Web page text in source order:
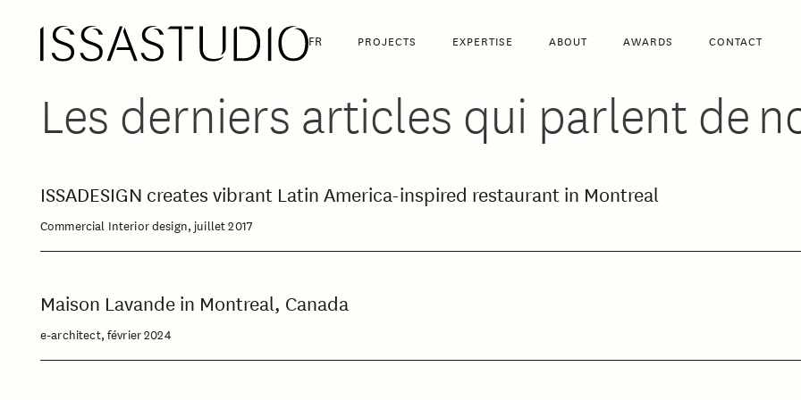
FR PROJECTS EXPERTISE ABOUT AWARDS CONTACT
Les derniers articles qui parlent de
ISSADESIGN creates vibrant Latin America-inspired restaurant in Montreal
Commercial Interior design, juillet 2017
Maison Lavande in Montreal, Canada
e-architect, février 2024